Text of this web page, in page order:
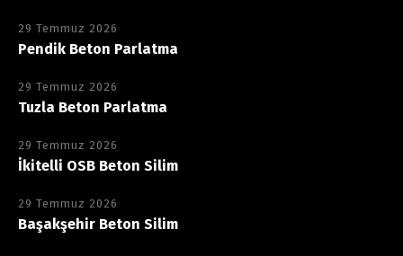
29 Temmuz 2026
Pendik Beton Parlatma
29 Temmuz 2026
Tuzla Beton Parlatma
29 Temmuz 2026
İkitelli OSB Beton Silim
29 Temmuz 2026
Başakşehir Beton Silim